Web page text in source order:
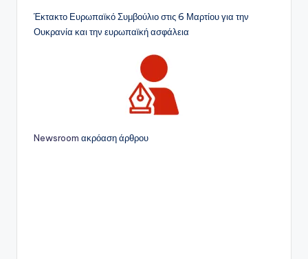
Έκτακτο Ευρωπαϊκό Συμβούλιο στις 6 Μαρτίου για την
Ουκρανία και την ευρωπαϊκή ασφάλεια
Newsroom ακρόαση άρθρου